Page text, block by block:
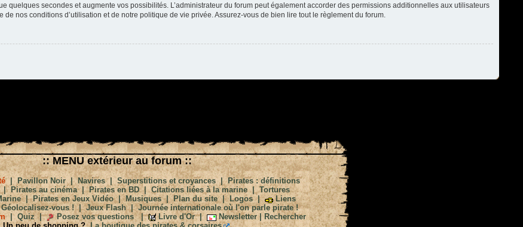
quelques secondes et augmente vos possibilités. L’administrateur du forum peut également accorder des permissions additionnelles aux utilisateurs
nos conditions d’utilisation et de notre politique de vie privée. Assurez-vous de bien lire tout le règlement du forum.
:: MENU extérieur au forum ::
|Pavillon Noir|Navires|Superstitions et croyances|Pirates : définitions
Pirates au cinéma|Pirates en BD|Citations liées à la marine|Tortures
|Pirates en Jeux Vidéo|Musiques|Plan du site|Logos|
Liens
Géolocalisez-vous !|Jeux Flash|Journée internationale où l'on parle pirate !
| Quiz| Posez vos questions| Livre d'Or| Newsletter| Rechercher